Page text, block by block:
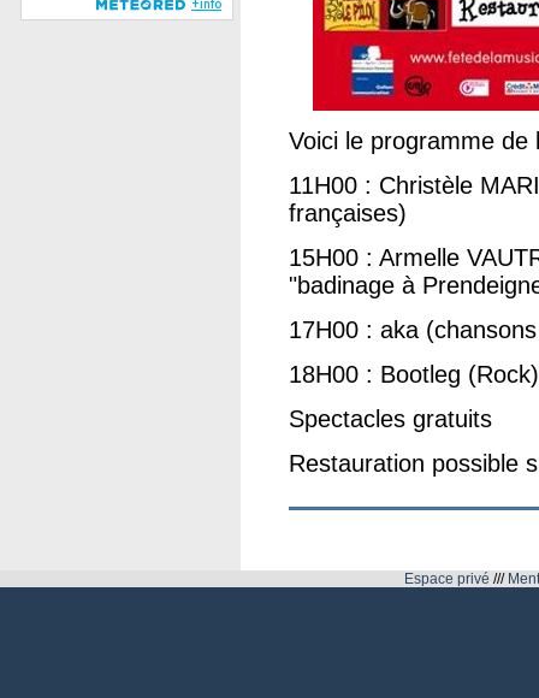
Voici le programme de
11H00 : Christèle
françaises)
15H00 : Armelle
"badinage à
17H00 : aka
18H00 : Bootleg (Rock)
Spectacles gratuits
Restauration possible
Espace privé ///